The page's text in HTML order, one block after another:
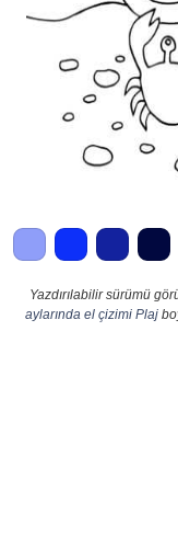
Yazdırılabilir sürümü
aylarında el çizimi Plaj